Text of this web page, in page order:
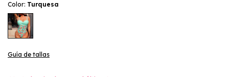
Color: Turquesa
Guía de tallas